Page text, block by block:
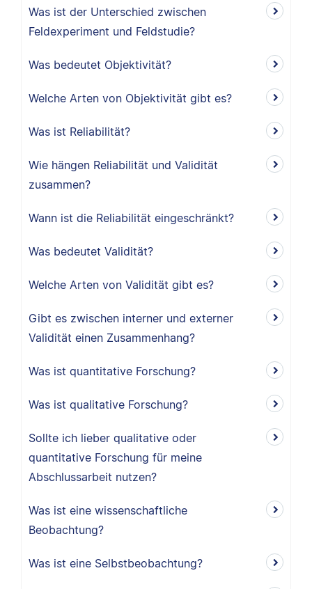
Was ist der Unterschied zwischen
Feldexperiment und Feldstudie?
Was bedeutet Objektivität?
Welche Arten von Objektivität gibt es?
Was ist Reliabilität?
Wie hängen Reliabilität und Validität
zusammen?
Wann ist die Reliabilität eingeschränkt?
Was bedeutet Validität?
Welche Arten von Validität gibt es?
Gibt es zwischen interner und externer
Validität einen Zusammenhang?
Was ist quantitative Forschung?
Was ist qualitative Forschung?
Sollte ich lieber qualitative oder
quantitative Forschung für meine
Abschlussarbeit nutzen?
Was ist eine wissenschaftliche
Beobachtung?
Was ist eine Selbstbeobachtung?